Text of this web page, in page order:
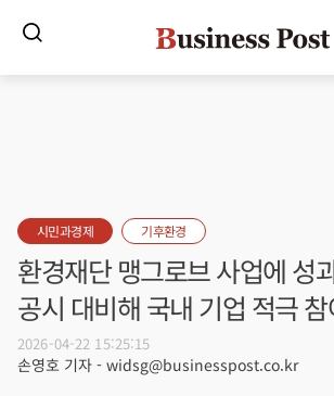
시민과경제 기후환경
환경재단 맹그로브 사업에 성
공시 대비해 국내 기업 적극
2026-04-22 15:25:15
손영호 기자 - widsg@businesspost.co.kr